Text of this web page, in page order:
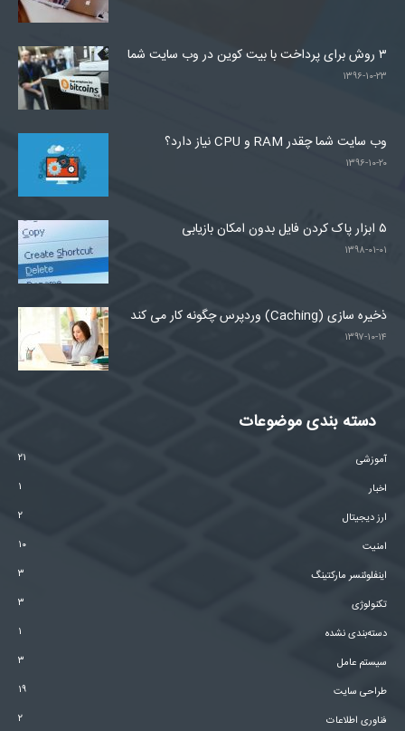
۳ روش برای پرداخت با بیت کوین در وب سایت شما
۱۳۹۶-۱۰-۲۳
وب سایت شما چقدر RAM و CPU نیاز دارد؟
۱۳۹۶-۱۰-۲۰
۵ ابزار پاک کردن فایل بدون امکان بازیابی
۱۳۹۸-۰۱-۰۱
ذخیره سازی (Caching) وردپرس چگونه کار می کند
۱۳۹۷-۱۰-۱۴
دسته بندی موضوعات
آموزشی
۲۱
اخبار
۱
ارز دیجیتال
۲
امنیت
۱۰
اینفلوئنسر مارکتینگ
۳
تکنولوژی
۳
دسته‌بندی نشده
۱
سیستم عامل
۳
طراحی سایت
۱۹
فناوری اطلاعات
۲